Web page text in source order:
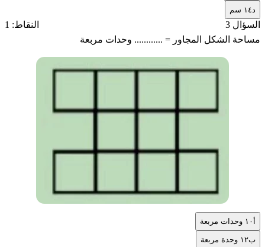
١٤ سم
السؤال 3
النقاط: 1
مساحة الشكل المجاور = ............ وحدات مربعة
١٠ وحدات مربعة
ب١٢ وحدة مربعة